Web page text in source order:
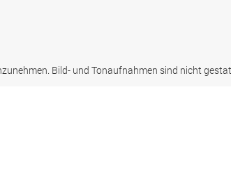
Bild- und Tonaufnahmen sind nicht